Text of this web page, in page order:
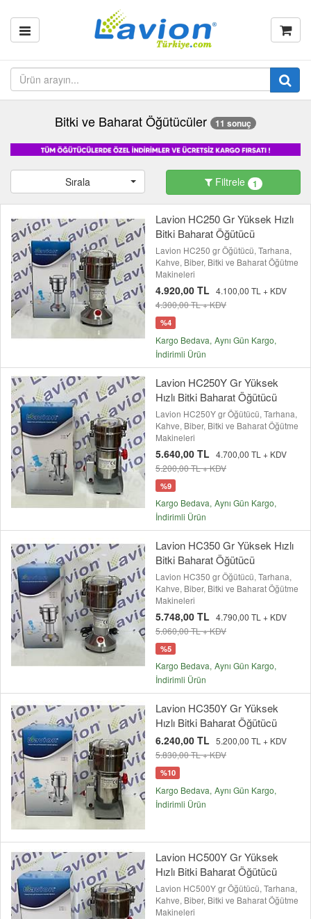
Bitki ve Baharat Öğütücüler 11 sonuç
Sırala Filtrele 1
Lavion HC250 Gr Yüksek Hızlı
Bitki Baharat Öğütücü
Lavion HC250 gr Öğütücü, Tarhana,
Kahve, Biber, Bitki ve Baharat Öğütme
Makineleri
4.920,00 TL 4.100,00 TL + KDV
4.300,00 TL + KDV
%4
Kargo Bedava Aynı Gün Kargo
İndirimli Ürün
Lavion HC250Y Gr Yüksek
Hızlı Bitki Baharat Öğütücü
Lavion HC250Y gr Öğütücü, Tarhana,
Kahve, Biber, Bitki ve Baharat Öğütme
Makineleri
5.640,00 TL 4.700,00 TL + KDV
5.200,00 TL + KDV
%9
Kargo Bedava Aynı Gün Kargo
İndirimli Ürün
Lavion HC350 Gr Yüksek Hızlı
Bitki Baharat Öğütücü
Lavion HC350 gr Öğütücü, Tarhana,
Kahve, Biber, Bitki ve Baharat Öğütme
Makineleri
5.748,00 TL 4.790,00 TL + KDV
5.060,00 TL + KDV
%5
Kargo Bedava Aynı Gün Kargo
İndirimli Ürün
Lavion HC350Y Gr Yüksek
Hızlı Bitki Baharat Öğütücü
6.240,00 TL 5.200,00 TL + KDV
5.830,00 TL + KDV
%10
Kargo Bedava Aynı Gün Kargo
İndirimli Ürün
Lavion HC500Y Gr Yüksek
Hızlı Bitki Baharat Öğütücü
Lavion HC500Y gr Öğütücü, Tarhana,
Kahve, Biber, Bitki ve Baharat Öğütme
Makineleri